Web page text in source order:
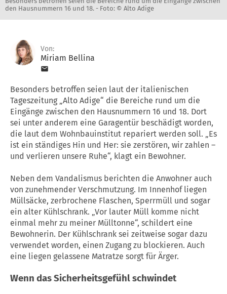
den Hausnummern 16 und 18. - Foto: © Alto Adige
Von:
Miriam Bellina
Besonders betroffen seien laut der italienischen
Tageszeitung „Alto Adige“ die Bereiche rund um die
Eingänge zwischen den Hausnummern 16 und 18. Dort
sei unter anderem eine Garagentür beschädigt worden,
die laut dem Wohnbauinstitut repariert werden soll. „Es
ist ein ständiges Hin und Her: sie zerstören, wir zahlen –
und verlieren unsere Ruhe“, klagt ein Bewohner.
Neben dem Vandalismus berichten die Anwohner auch
von zunehmender Verschmutzung. Im Innenhof liegen
Müllsäcke, zerbrochene Flaschen, Sperrmüll und sogar
ein alter Kühlschrank. „Vor lauter Müll komme nicht
einmal mehr zu meiner Mülltonne“, schildert eine
Bewohnerin. Der Kühlschrank sei zeitweise sogar dazu
verwendet worden, einen Zugang zu blockieren. Auch
eine liegen gelassene Matratze sorgt für Ärger.
Wenn das Sicherheitsgefühl schwindet